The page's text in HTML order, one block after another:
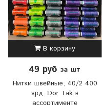
В корзину
49 руб за шт
Нитки швейные, 40/2 400
ярд. Dor Tak в
ассортименте